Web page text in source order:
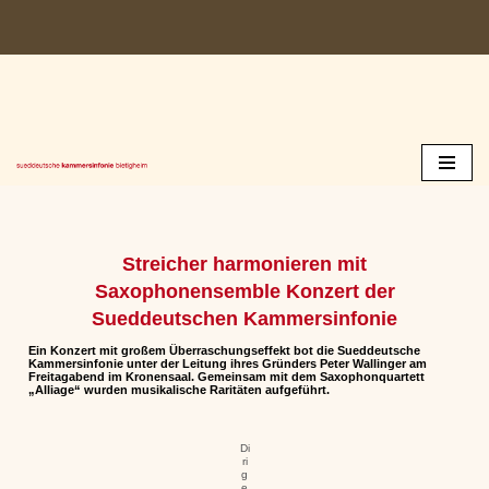
Zum
Streicher harmonieren mit
Saxophonensemble Konzert der
Sueddeutschen Kammersinfonie
Ein Konzert mit großem Überraschungseffekt bot die Sueddeutsche
Kammersinfonie unter der Leitung ihres Gründers Peter Wallinger am
Freitagabend im Kronensaal. Gemeinsam mit dem Saxophonquartett
„Alliage“ wurden musikalische Raritäten aufgeführt.
Di
ri
g